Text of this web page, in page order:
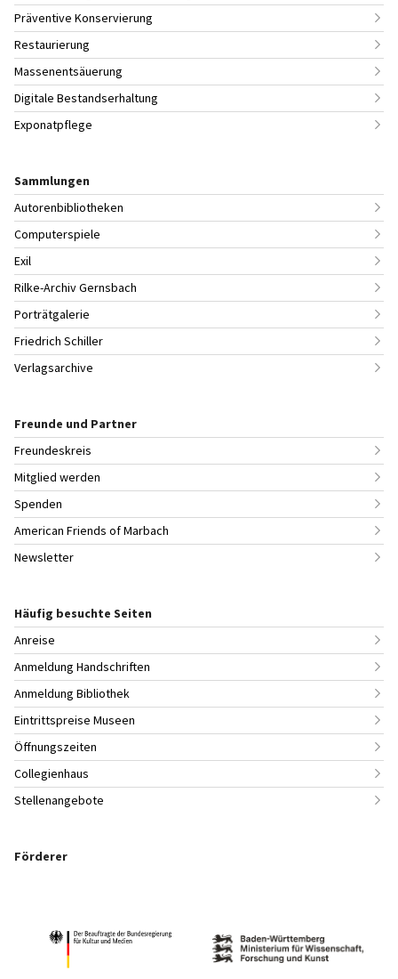
Präventive Konservierung
Restaurierung
Massenentsäuerung
Digitale Bestandserhaltung
Exponatpflege
Sammlungen
Autorenbibliotheken
Computerspiele
Exil
Rilke-Archiv Gernsbach
Porträtgalerie
Friedrich Schiller
Verlagsarchive
Freunde und Partner
Freundeskreis
Mitglied werden
Spenden
American Friends of Marbach
Newsletter
Häufig besuchte Seiten
Anreise
Anmeldung Handschriften
Anmeldung Bibliothek
Eintrittspreise Museen
Öffnungszeiten
Collegienhaus
Stellenangebote
Förderer